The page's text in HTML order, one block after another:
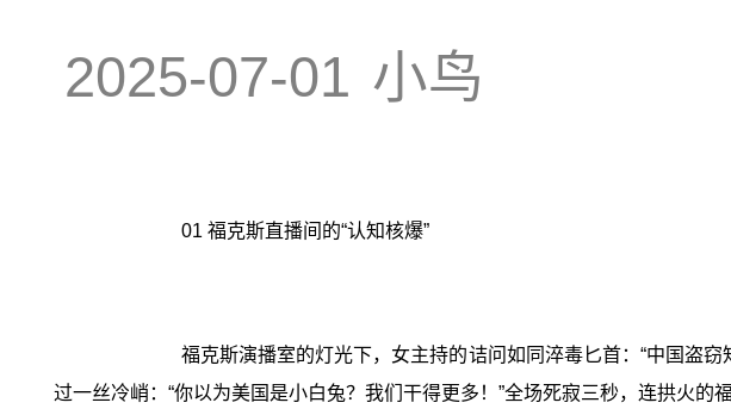
2025-07-01 小鸟
01 福克斯直播间的“认知核爆”
福克斯演播室的灯光下，女主持的诘问如同淬毒匕首：“中国盗
过一丝冷峭：“你以为美国是小白兔？我们干得更多！”全场死寂三秒，连拱火的